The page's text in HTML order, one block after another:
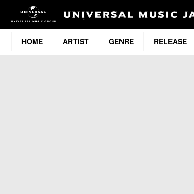
HOME ARTIST GENRE RELEASE